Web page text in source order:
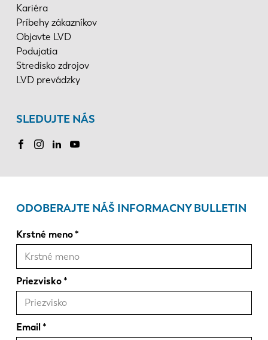
Kariéra
Príbehy zákazníkov
Objavte LVD
Podujatia
Stredisko zdrojov
LVD prevádzky
SLEDUJTE NÁS
ODOBERAJTE NÁŠ INFORMACNY BULLETIN
Krstné meno
Priezvisko
Email